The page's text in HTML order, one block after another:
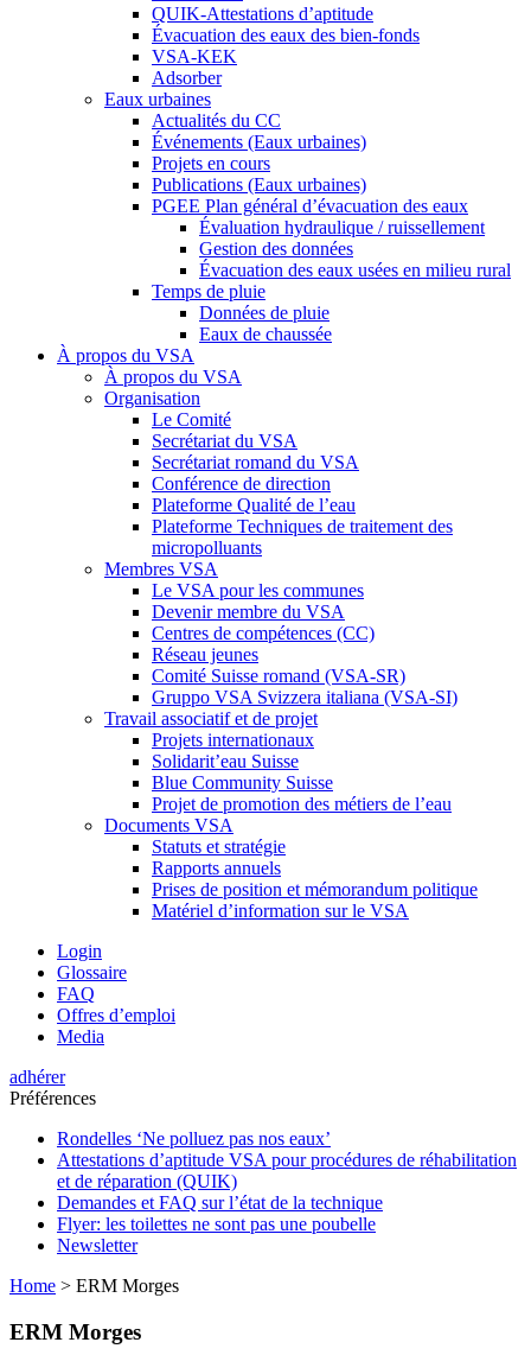
QUIK-Attestations d’aptitude
Évacuation des eaux des bien-fonds
VSA-KEK
Adsorber
Eaux urbaines
Actualités du CC
Événements (Eaux urbaines)
Projets en cours
Publications (Eaux urbaines)
PGEE Plan général d’évacuation des eaux
Évaluation hydraulique / ruissellement
Gestion des données
Évacuation des eaux usées en milieu rural
Temps de pluie
Données de pluie
Eaux de chaussée
À propos du VSA
À propos du VSA
Organisation
Le Comité
Secrétariat du VSA
Secrétariat romand du VSA
Conférence de direction
Plateforme Qualité de l’eau
Plateforme Techniques de traitement des
micropolluants
Membres VSA
Le VSA pour les communes
Devenir membre du VSA
Centres de compétences (CC)
Réseau jeunes
Comité Suisse romand (VSA-SR)
Gruppo VSA Svizzera italiana (VSA-SI)
Travail associatif et de projet
Projets internationaux
Solidarit’eau Suisse
Blue Community Suisse
Projet de promotion des métiers de l’eau
Documents VSA
Statuts et stratégie
Rapports annuels
Prises de position et mémorandum politique
Matériel d’information sur le VSA
Login
Glossaire
FAQ
Offres d’emploi
Media
adhérer
Préférences
Rondelles ‘Ne polluez pas nos eaux’
Attestations d’aptitude VSA pour procédures de réhabilitation
et de réparation (QUIK)
Demandes et FAQ sur l’état de la technique
Flyer: les toilettes ne sont pas une poubelle
Newsletter
Home > ERM Morges
ERM Morges